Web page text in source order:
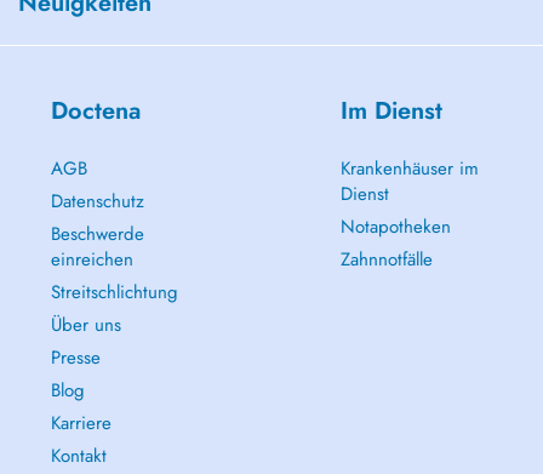
Doctena
AGB
Datenschutz
Beschwerde
einreichen
Streitschlichtung
Über uns
Presse
Blog
Karriere
Kontakt
Im Dienst
Krankenhäuser im
Dienst
Notapotheken
Zahnnotfälle